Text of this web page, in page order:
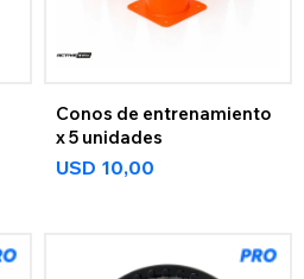
Conos de entrenamiento
x 5 unidades
USD 10,00